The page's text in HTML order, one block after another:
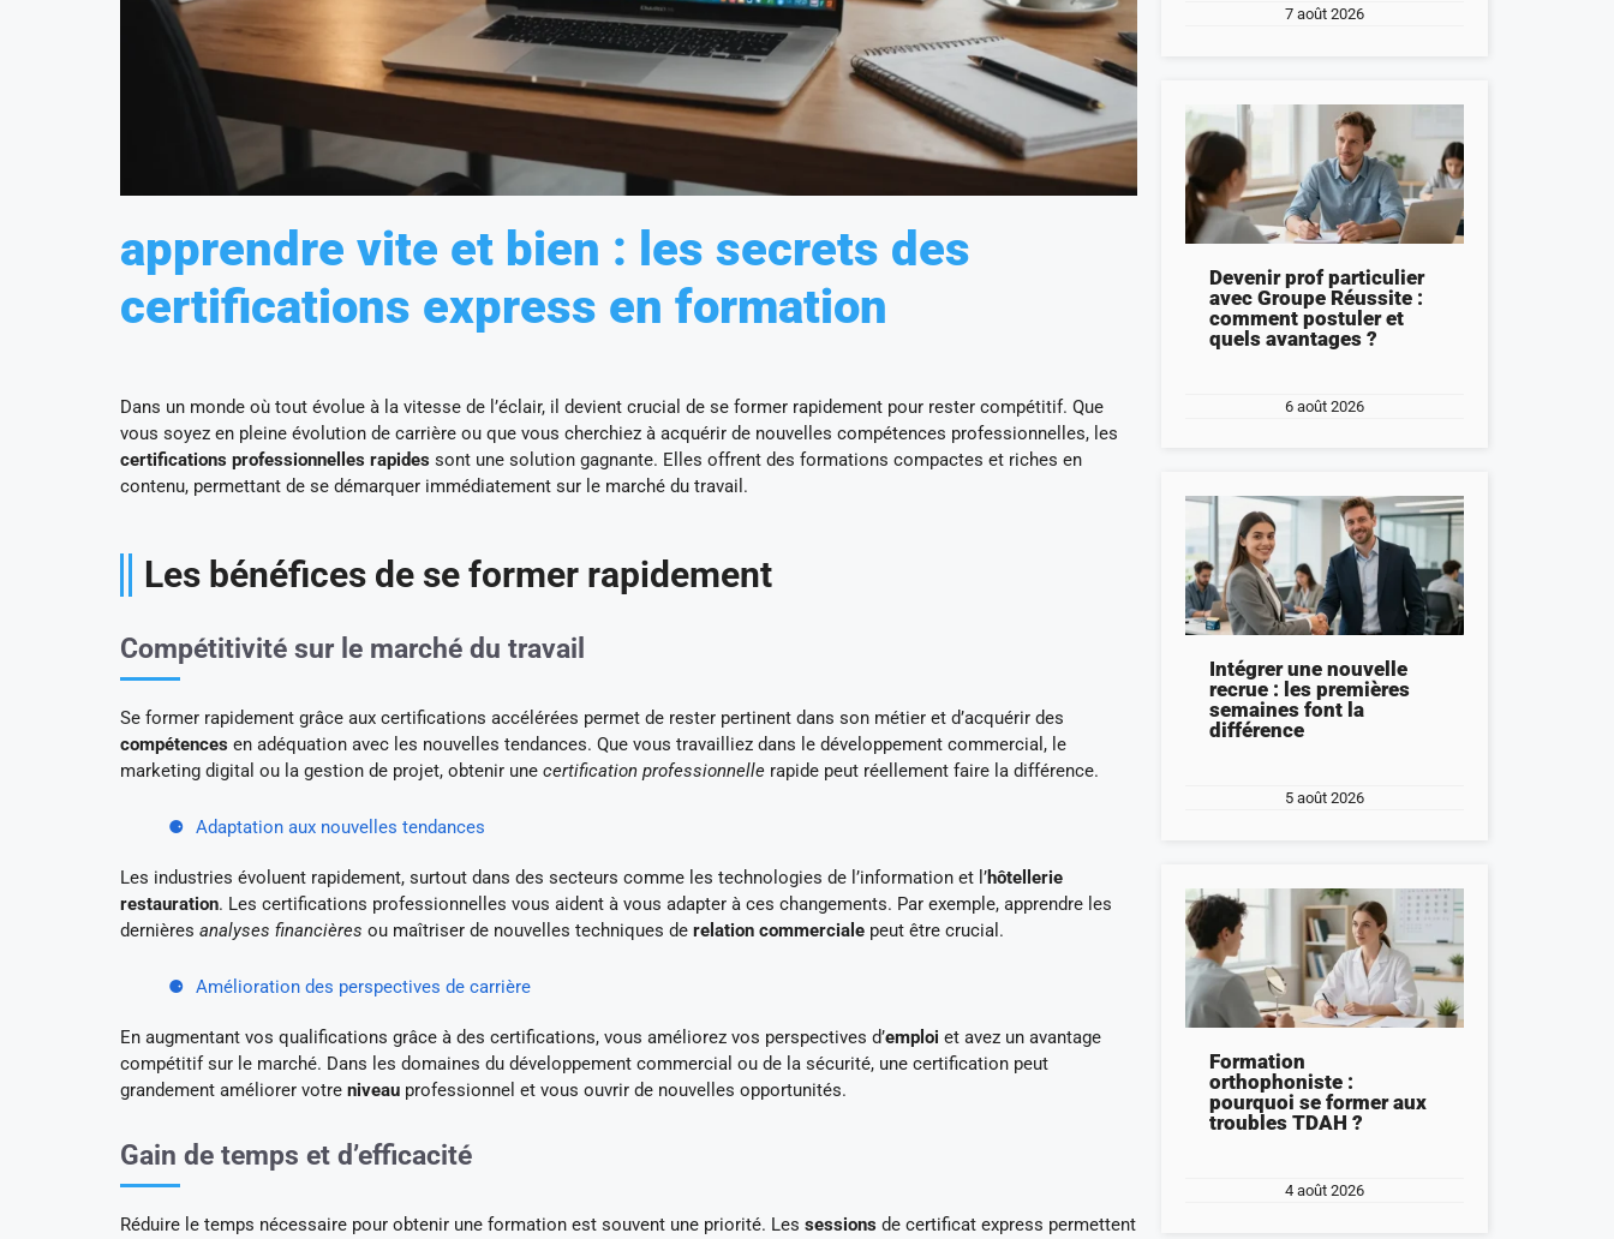
apprendre vite et bien : les secrets des
certifications express en formation
Dans un monde où tout évolue à la vitesse de l’éclair, il devient crucial de se former rapidement pour rester compétitif. Que
vous soyez en pleine évolution de carrière ou que vous cherchiez à acquérir de nouvelles compétences professionnelles, les
certifications professionnelles rapides sont une solution gagnante. Elles offrent des formations compactes et riches en
contenu, permettant de se démarquer immédiatement sur le marché du travail.
Les bénéfices de se former rapidement
Compétitivité sur le marché du travail
Se former rapidement grâce aux certifications accélérées permet de rester pertinent dans son métier et d’acquérir des
compétences en adéquation avec les nouvelles tendances. Que vous travailliez dans le développement commercial, le
marketing digital ou la gestion de projet, obtenir une certification professionnelle rapide peut réellement faire la différence.
Adaptation aux nouvelles tendances
Les industries évoluent rapidement, surtout dans des secteurs comme les technologies de l’information et l’hôtellerie
restauration. Les certifications professionnelles vous aident à vous adapter à ces changements. Par exemple, apprendre les
dernières analyses financières ou maîtriser de nouvelles techniques de relation commerciale peut être crucial.
Amélioration des perspectives de carrière
En augmentant vos qualifications grâce à des certifications, vous améliorez vos perspectives d’emploi et avez un avantage
compétitif sur le marché. Dans les domaines du développement commercial ou de la sécurité, une certification peut
grandement améliorer votre niveau professionnel et vous ouvrir de nouvelles opportunités.
Gain de temps et d’efficacité
Réduire le temps nécessaire pour obtenir une formation est souvent une priorité. Les sessions de certificat express permettent
7 août 2026
Devenir prof particulier
avec Groupe Réussite :
comment postuler et
quels avantages ?
6 août 2026
Intégrer une nouvelle
recrue : les premières
semaines font la
différence
5 août 2026
Formation
orthophoniste :
pourquoi se former aux
troubles TDAH ?
4 août 2026